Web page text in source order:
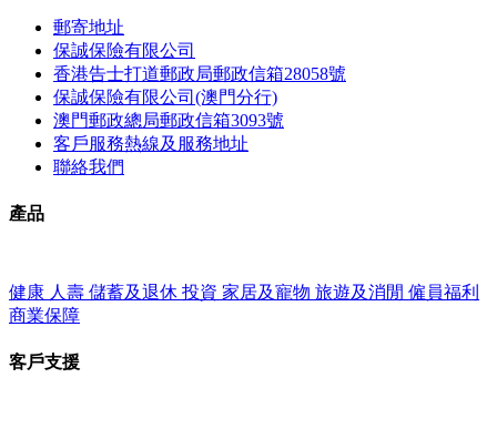
郵寄地址
保誠保險有限公司
香港告士打道郵政局郵政信箱28058號
保誠保險有限公司(澳門分行)
澳門郵政總局郵政信箱3093號
客戶服務熱線及服務地址
聯絡我們
產品
健康 人壽 儲蓄及退休 投資 家居及寵物 旅遊及消閒 僱員福利
商業保障
客戶支援